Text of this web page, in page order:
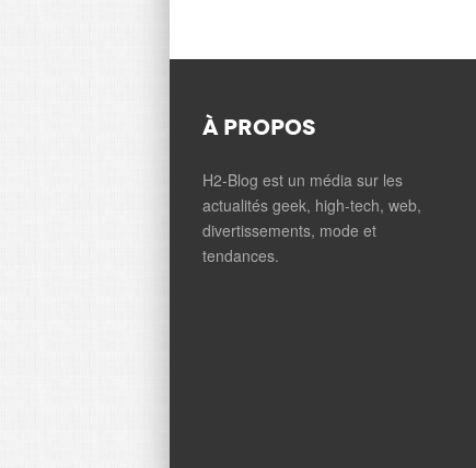
À PROPOS
H2-Blog est un média sur les
actualités geek, high-tech, web,
divertissements, mode et
tendances.